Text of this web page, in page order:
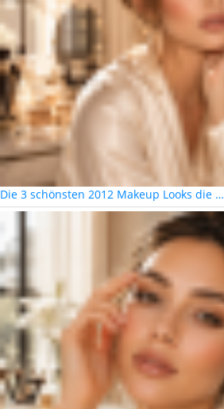
Die 3 schönsten 2012 Makeup Looks die …